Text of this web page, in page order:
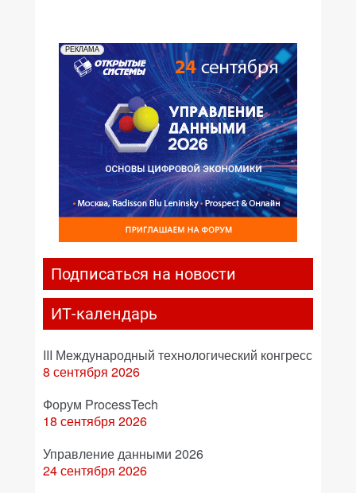
РЕКЛАМА
Подписаться на новости
ИТ-календарь
III Международный технологический конгресс
8 сентября 2026
Форум ProcessTech
18 сентября 2026
Управление данными 2026
24 сентября 2026